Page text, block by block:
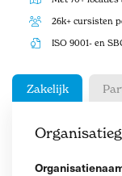
26k+ cursisten
ISO 9001- en
Zakelijk